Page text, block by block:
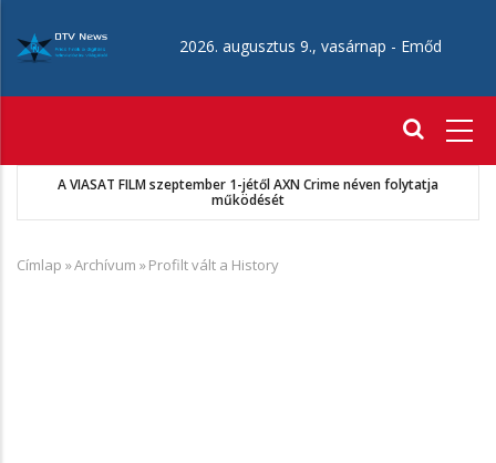
tartalomra
2026. augusztus 9., vasárnap - Emőd
A VIASAT FILM szeptember 1-jétől AXN Crime néven folytatja
működését
Morzsa
Címlap »Archívum »Profilt vált a History